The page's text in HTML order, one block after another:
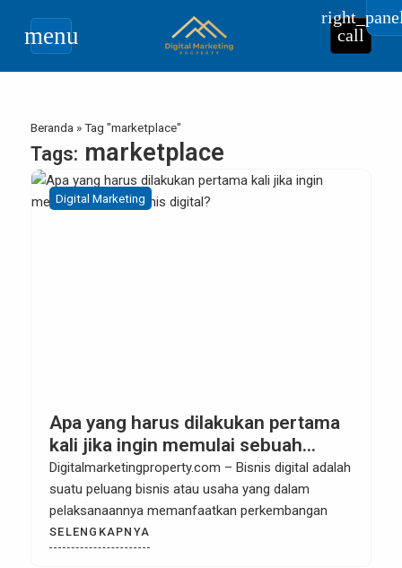
menu call
Beranda »Tag "marketplace"
Tags: marketplace
Digital Marketing
Apa yang harus dilakukan pertama
kali jika ingin memulai sebuah
bisnis digital?
Digitalmarketingproperty.com – Bisnis digital adalah
suatu peluang bisnis atau usaha yang dalam
pelaksanaannya memanfaatkan perkembangan
SELENGKAPNYA